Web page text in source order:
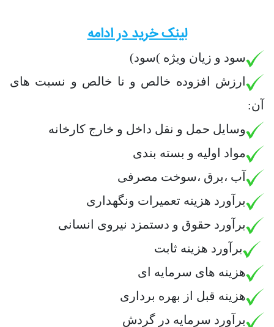
لینک خرید در ادامه
سود و زیان ویژه )سود)
ارزش افزوده خالص و نا خالص و نسبت های
آن:
وسایل حمل و نقل داخل و خارج کارخانه
مواد اولیه و بسته بندی
آب ،برق ،سوخت مصرفی
برآورد هزینه تعمیرات ونگهداری
برآورد حقوق و دستمزد نیروی انسانی
برآورد هزینه ثابت
هزینه های سرمایه ای
هزینه قبل از بهره برداری
برآورد سرمایه در گردش